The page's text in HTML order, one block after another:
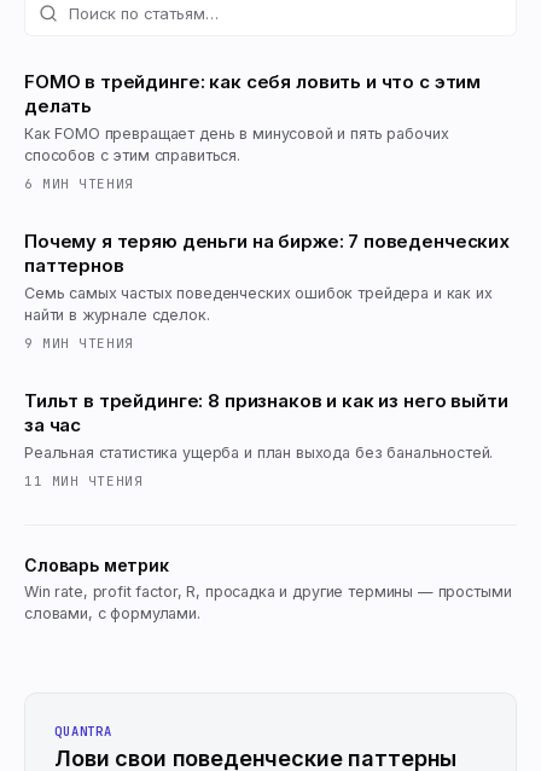
FOMO в трейдинге: как себя ловить и что с этим
делать
Как FOMO превращает день в минусовой и пять рабочих
способов с этим справиться.
6 МИН ЧТЕНИЯ
Почему я теряю деньги на бирже: 7 поведенческих
паттернов
Семь самых частых поведенческих ошибок трейдера и как их
найти в журнале сделок.
9 МИН ЧТЕНИЯ
Тильт в трейдинге: 8 признаков и как из него выйти
за час
Реальная статистика ущерба и план выхода без банальностей.
11 МИН ЧТЕНИЯ
Словарь метрик
Win rate, profit factor, R, просадка и другие термины — простыми
словами, с формулами.
QUANTRA
Лови свои поведенческие паттерны